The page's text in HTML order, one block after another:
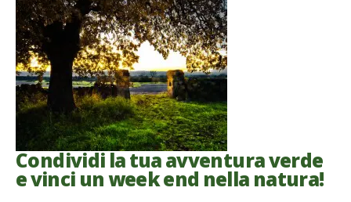
Condividi la tua avventura verde
e vinci un week end nella natura!